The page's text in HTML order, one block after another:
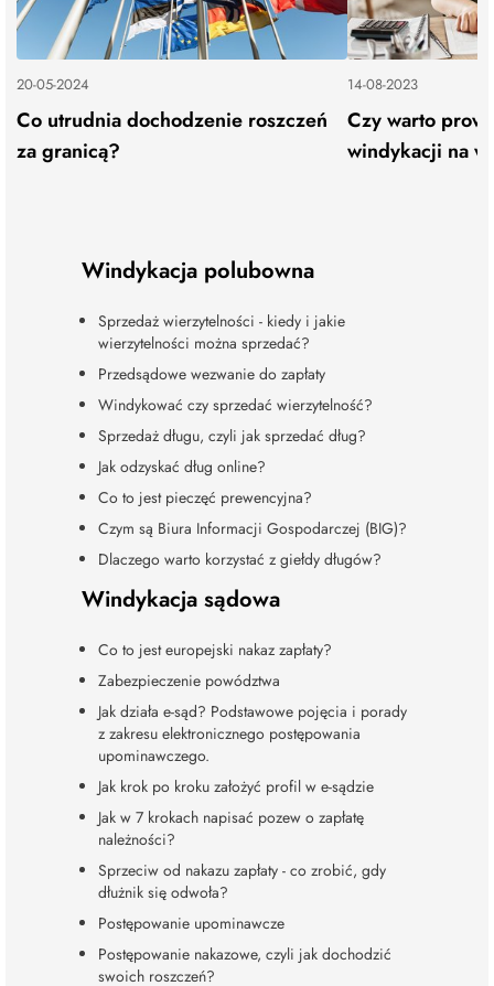
20-05-2024
Co utrudnia dochodzenie roszczeń
za granicą?
14-08-2023
Czy warto
windykacji na
Windykacja polubowna
Sprzedaż wierzytelności - kiedy i jakie
wierzytelności można sprzedać?
Przedsądowe wezwanie do zapłaty
Windykować czy sprzedać wierzytelność?
Sprzedaż długu, czyli jak sprzedać dług?
Jak odzyskać dług online?
Co to jest pieczęć prewencyjna?
Czym są Biura Informacji Gospodarczej (BIG)?
Dlaczego warto korzystać z giełdy długów?
Windykacja sądowa
Co to jest europejski nakaz zapłaty?
Zabezpieczenie powództwa
Jak działa e-sąd? Podstawowe pojęcia i porady
z zakresu elektronicznego postępowania
upominawczego.
Jak krok po kroku założyć profil w e-sądzie
Jak w 7 krokach napisać pozew o zapłatę
należności?
Sprzeciw od nakazu zapłaty - co zrobić, gdy
dłużnik się odwoła?
Postępowanie upominawcze
Postępowanie nakazowe, czyli jak dochodzić
swoich roszczeń?